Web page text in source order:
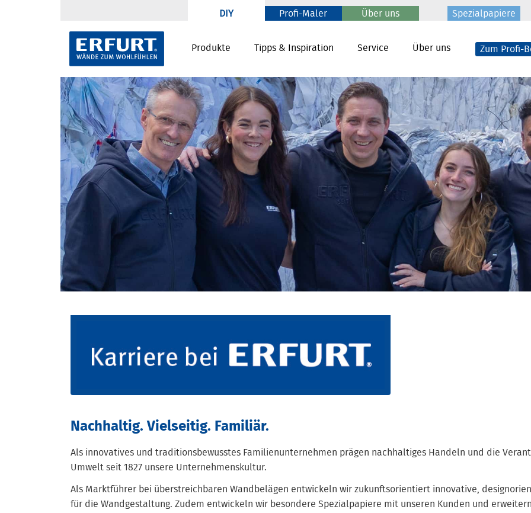
DIY Profi-Maler Über uns Spezialpapiere
Produkte Tipps & Inspiration Service Über uns Zum Profi-
Willkommen bei ERFURT
Nachhaltig. Vielseitig. Familiär.
Als innovatives und traditionsbewusstes Familienunternehmen prägen nachhaltiges Handeln und die
Umwelt seit 1827 unsere Unternehmenskultur.
Als Marktführer bei überstreichbaren Wandbelägen entwickeln wir zukunftsorientiert innovative,
für die Wandgestaltung. Zudem entwickeln wir besondere Spezialpapiere mit unseren Kunden und